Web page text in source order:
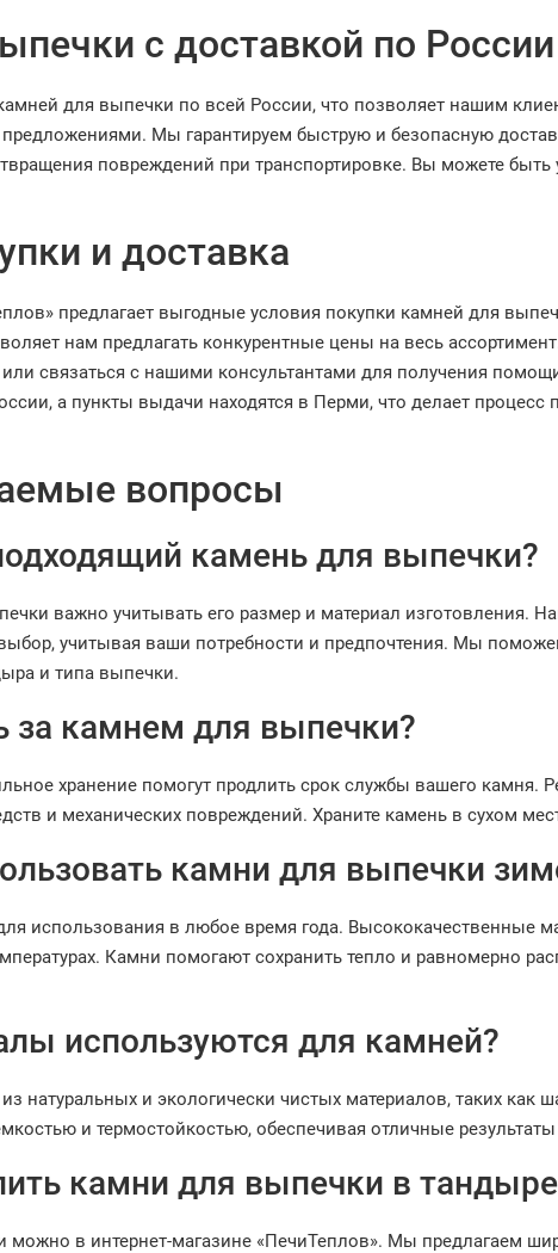
с доставкой по России
для выпечки по всей России, что позволяет нашим
Мы гарантируем быструю и безопасную
повреждений при транспортировке. Вы можете быть
и доставка
предлагает выгодные условия покупки камней для
нам предлагать конкурентные цены на весь
связаться с нашими консультантами для получения
а пункты выдачи находятся в Перми, что делает процесс
вопросы
камень для выпечки?
важно учитывать его размер и материал изготовления.
учитывая ваши потребности и предпочтения. Мы
и типа выпечки.
за камнем для выпечки?
хранение помогут продлить срок службы вашего камня.
и механических повреждений. Храните камень в сухом
камни для выпечки
использования в любое время года. Высококачественные
Камни помогают сохранить тепло и равномерно
используются для камней?
натуральных и экологически чистых материалов, таких как
и термостойкостью, обеспечивая отличные
камни для выпечки в
можно в интернет-магазине «ПечиТеплов». Мы предлагаем